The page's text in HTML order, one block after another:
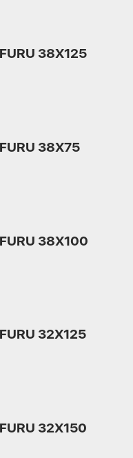
38X125
38X75
38X100
32X125
32X150